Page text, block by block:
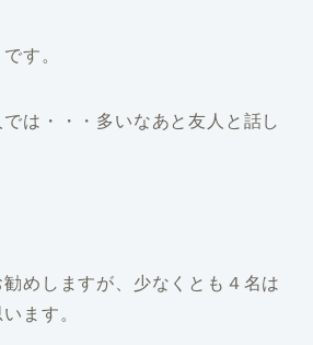
す。
は・・・多いなあと友人と話し
めしますが、少なくとも４名は
ます。